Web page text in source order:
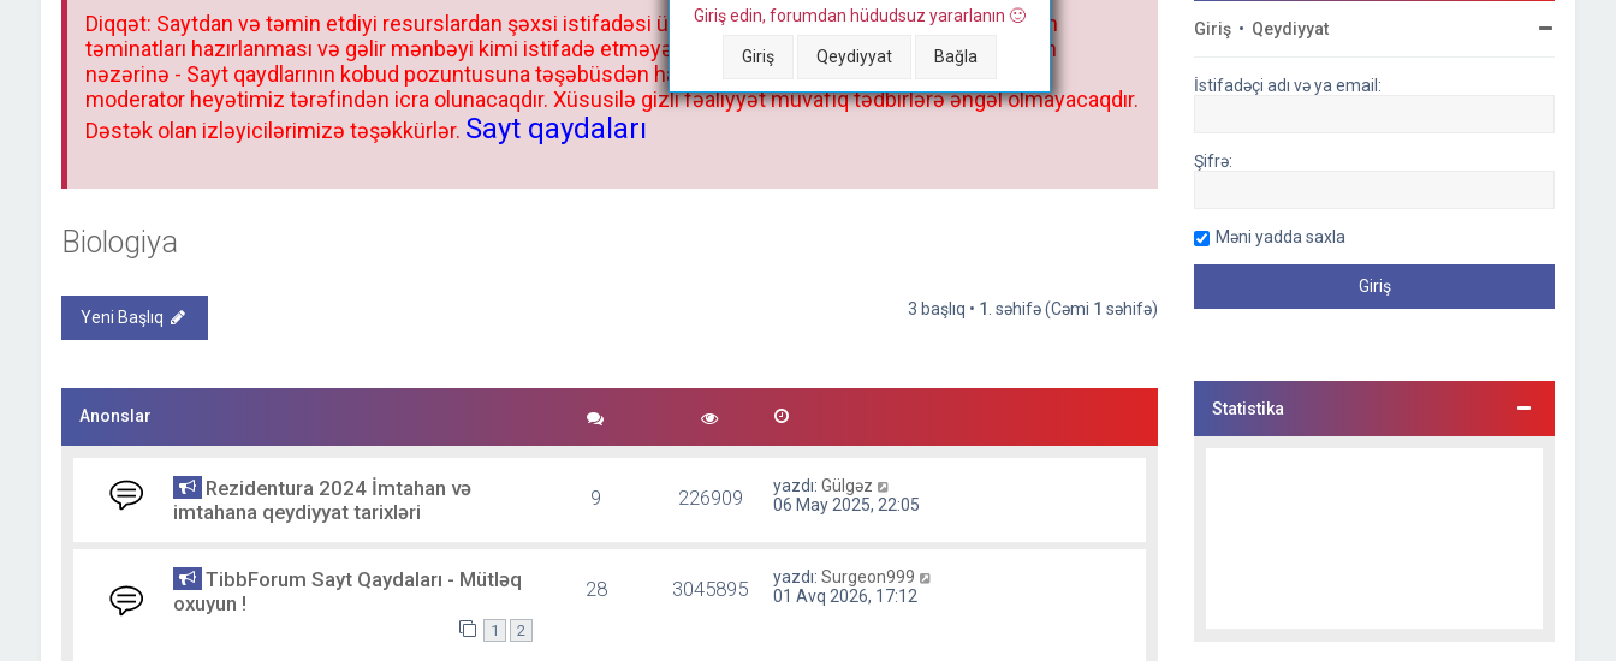
Giriş edin, forumdan hüdudsuz yararlanın 🙂
Giriş Qeydiyyat Bağla
Diqqət: Saytdan və təmin etdiyi resurslardan şəxsi istifadəsi üçün deyil, kənar niyyətlər, xüsusi proqram
təminatları hazırlanması və gəlir mənbəyi kimi istifadə etməyə cəhd göstərənlərin və istifadə edənlərin
nəzərinə - Sayt qaydlarının kobud pozuntusuna təşəbüsdən haqqınızda bütün müvafiq tədbirlər böyük
moderator heyətimiz tərəfindən icra olunacaqdır. Xüsusilə gizli fəaliyyət müvafiq tədbirlərə əngəl olmayacaqdır.
Dəstək olan izləyicilərimizə təşəkkürlər. Sayt qaydaları
Biologiya
Yeni Başlıq 3 başlıq • 1 . səhifə (Cəmi 1 səhifə)
Anonslar
Rezidentura 2024 İmtahan və
imtahana qeydiyyat tarixləri
9 226909 yazdı:Gülgəz
06 May 2025, 22:05
TibbForum Sayt Qaydaları - Mütləq
oxuyun !
1 2
28 3045895 yazdı:Surgeon999
01 Avq 2026, 17:12
Giriş • Qeydiyyat
İstifadəçi adı və ya email:
Şifrə:
Məni yadda saxla
Statistika